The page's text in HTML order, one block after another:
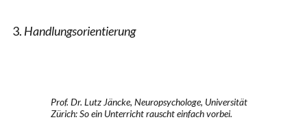
Handlungsorientierung
Prof. Dr. Lutz Jäncke, Neuropsychologe, Universität
Zürich: So ein Unterricht rauscht einfach vorbei.